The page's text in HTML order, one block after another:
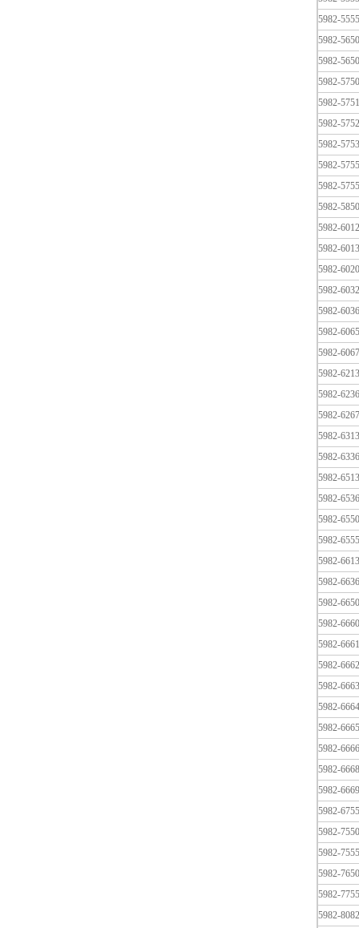
5982-
5982-5650
5982-
5982-5750
5982-5751
5982-5752
5982-5753
5982-5755
5982-
5982-5850
5982-6012
5982-6013
5982-6020
5982-6032
5982-6036
5982-6065
5982-6067
5982-6213
5982-6236
5982-6267
5982-6313
5982-6336
5982-6513
5982-6536
5982-6550
5982-6555
5982-6613
5982-6636
5982-6650
5982-6660
5982-6661
5982-6662
5982-6663
5982-6664
5982-6665
5982-6666
5982-6668
5982-6669
5982-6755
5982-7550
5982-7555
5982-7650
5982-7755
5982-8082